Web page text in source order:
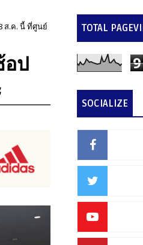
ส.ค. นี้ ที่ศูนย์
อป
TOTAL
9
SOCIALIZE